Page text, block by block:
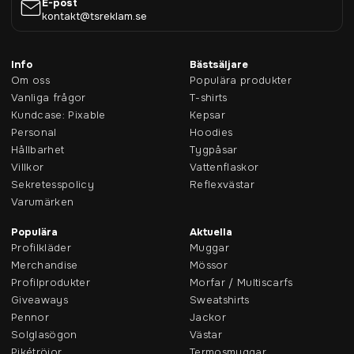
Vilken typ av fot ska vi välja till våra
beachflaggor?
Vilken fot ni ska välja till era beachflaggor beror dels på vilket
underlag den ska stå på, dels om det är en plats som är
väldigt vindutsatt. Berätta åt oss hur ni ska använda era
E-post
kontakt@tsreklam.se
Info
Om oss
Vanliga frågor
Kundcase: Pixable
Personal
Hållbarhet
Villkor
Sekretesspolicy
Varumärken
Bästsäljare
Populära produkter
T-shirts
Kepsar
Hoodies
Tygpåsar
Vattenflaskor
Reflexvästar
Populära
Profilkläder
Merchandise
Profilprodukter
Giveaways
Pennor
Solglasögon
Aktuella
Muggar
Mössor
Morfar / Multiscarfs
Sweatshirts
Jackor
Västar